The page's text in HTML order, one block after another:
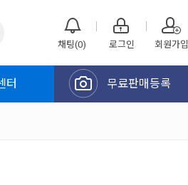
회원가입
로그인
채팅(0)
터 무료판매등록